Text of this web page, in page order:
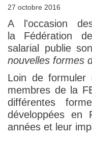
27 octobre 2016
A l'occasion
la Fédération
salarial publie
nouvelles formes
Loin de formuler
membres de la
différentes
développées en
années et leur